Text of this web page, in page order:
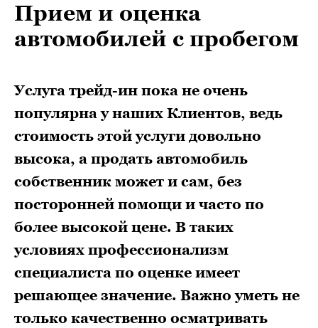
Прием и оценка
автомобилей с пробегом
Услуга трейд-ин пока не очень
популярна у наших Клиентов, ведь
стоимость этой услуги довольно
высока, а продать автомобиль
собственник может и сам, без
посторонней помощи и часто по
более высокой цене. В таких
условиях профессионализм
специалиста по оценке имеет
решающее значение. Важно уметь не
только качественно осматривать